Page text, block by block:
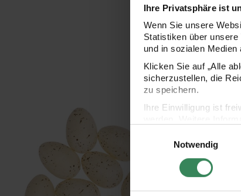
Ihre Privatsphäre ist
Wenn Sie unsere
Statistiken über
und in sozialen Medien
Klicken Sie auf „Alle
sicherzustellen, die
zu speichern.
Ihre Einwilligung ist
Impressum
Notwendig
Eier im Netz 6cm 9 Stück Deko-Eier Set